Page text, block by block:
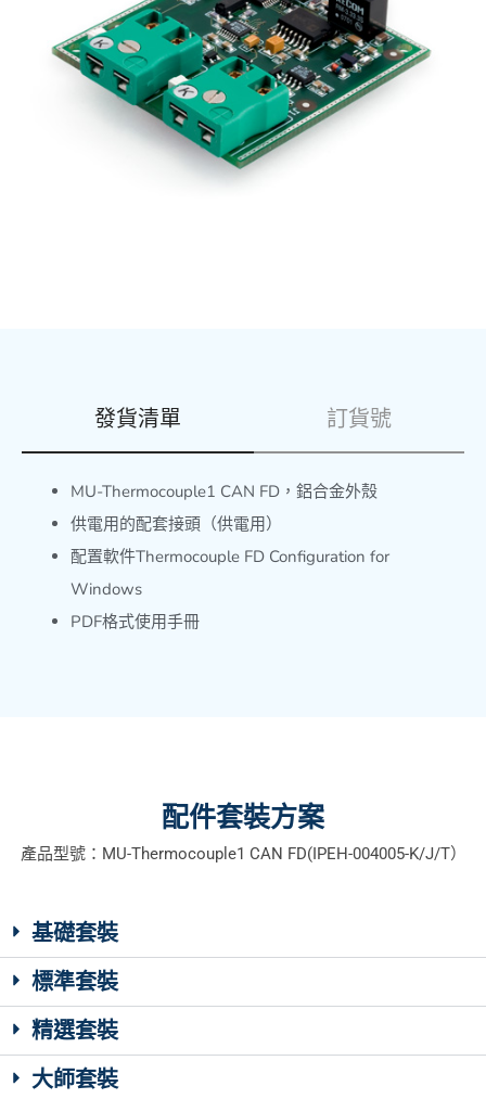
發貨清單 訂貨號
MU-Thermocouple1 CAN FD，鋁合金外殼
供電用的配套接頭（供電用）
配置軟件Thermocouple FD Configuration for
Windows
PDF格式使用手冊
配件套裝方案
產品型號：MU-Thermocouple1 CAN FD(IPEH-004005-K/J/T）
基礎套裝
標準套裝
精選套裝
大師套裝